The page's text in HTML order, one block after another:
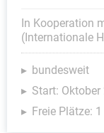
In Kooperation
(Internationale
bundesweit
Start: Oktober
Freie Plätze: 1